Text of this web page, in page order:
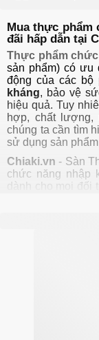
Mua thực phẩm
đãi hấp dẫn tại
Thực phẩm
sản phẩm) có ưu
động của các bộ
kháng, bảo vệ
hiệu quả. Tuy
hợp, chất
chúng ta cần tìm
sử dụng sản
Chiaki.vn - Sàn
chức năng nhập
dành cho mọi đối